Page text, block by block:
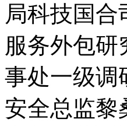
局科技国
服务外包
事处一级调
安全总监黎